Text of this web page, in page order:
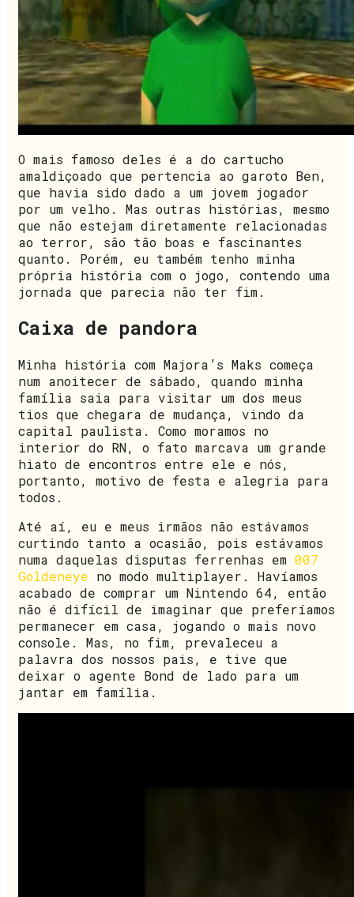
O mais famoso deles é a do cartucho
amaldiçoado que pertencia ao garoto Ben,
que havia sido dado a um jovem jogador
por um velho. Mas outras histórias, mesmo
que não estejam diretamente relacionadas
ao terror, são tão boas e fascinantes
quanto. Porém, eu também tenho minha
própria história com o jogo, contendo uma
jornada que parecia não ter fim.
Caixa de pandora
Minha história com Majora’s Maks começa
num anoitecer de sábado, quando minha
família saia para visitar um dos meus
tios que chegara de mudança, vindo da
capital paulista. Como moramos no
interior do RN, o fato marcava um grande
hiato de encontros entre ele e nós,
portanto, motivo de festa e alegria para
todos.
Até aí, eu e meus irmãos não estávamos
curtindo tanto a ocasião, pois estávamos
numa daquelas disputas ferrenhas em 007
Goldeneye no modo multiplayer. Havíamos
acabado de comprar um Nintendo 64, então
não é difícil de imaginar que preferíamos
permanecer em casa, jogando o mais novo
console. Mas, no fim, prevaleceu a
palavra dos nossos pais, e tive que
deixar o agente Bond de lado para um
jantar em família.